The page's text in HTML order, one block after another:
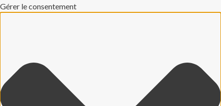
Gérer le consentement